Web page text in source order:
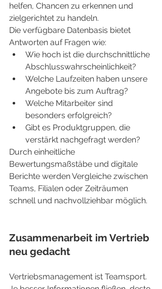
helfen, Chancen zu erkennen und
zielgerichtet zu handeln.
Die verfügbare Datenbasis bietet
Antworten auf Fragen wie:
Wie hoch ist die durchschnittliche
Abschlusswahrscheinlichkeit?
Welche Laufzeiten haben unsere
Angebote bis zum Auftrag?
Welche Mitarbeiter sind
besonders erfolgreich?
Gibt es Produktgruppen, die
verstärkt nachgefragt werden?
Durch einheitliche
Bewertungsmaßstäbe und digitale
Berichte werden Vergleiche zwischen
Teams, Filialen oder Zeiträumen
schnell und nachvollziehbar möglich.
Zusammenarbeit im Vertrieb
neu gedacht
Vertriebsmanagement ist Teamsport.